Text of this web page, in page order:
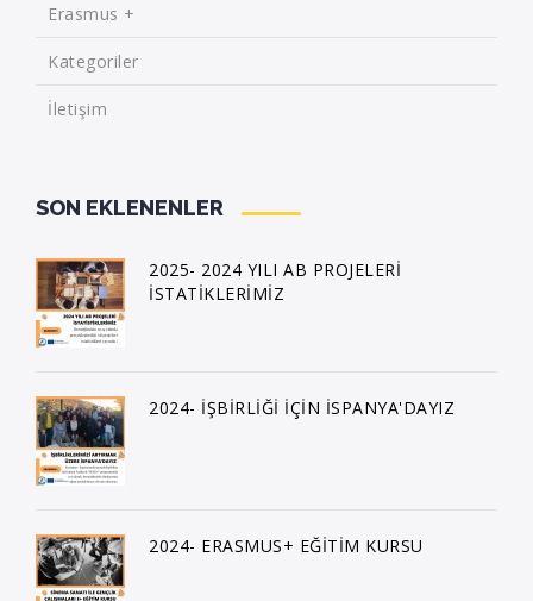
Erasmus +
Kategoriler
İletişim
SON EKLENENLER
2025- 2024 YILI AB PROJELERİ
İSTATİKLERİMİZ
2024- İŞBİRLİĞİ İÇİN İSPANYA'DAYIZ
2024- ERASMUS+ EĞİTİM KURSU